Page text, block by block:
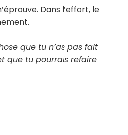
Dans l’effort, le
que tu n’as pas fait
que tu pourrais refaire